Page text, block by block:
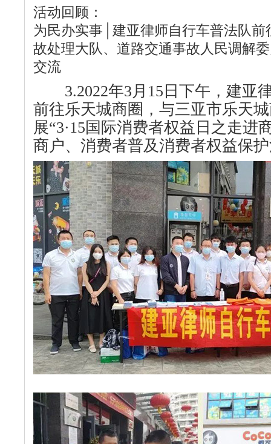
活动回顾：
为民办实事│建亚律师自行车普法队
故处理大队、道路交通事故人民调解
交流
3.2022年3月15日下午，建亚
前往乐天城商圈，与三亚市乐天
展“3·15国际消费者权益日之走进
商户、消费者普及消费者权益保